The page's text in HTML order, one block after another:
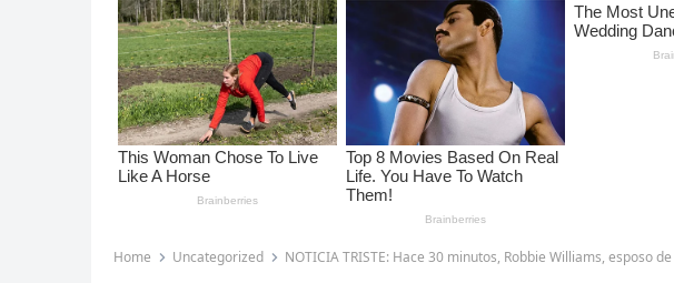
Home Uncategorized NOTICIA TRISTE: Hace 30 minutos, Robbie Williams, esposo de Ayda Field, junto con